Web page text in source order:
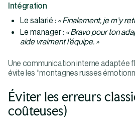
Intégration
Le salarié : « Finalement, je m’y
Le manager : « Bravo pour ton
aide vraiment l’équipe. »
Une communication interne adaptée
évite les “montagnes russes
Éviter les erreurs
coûteuses)